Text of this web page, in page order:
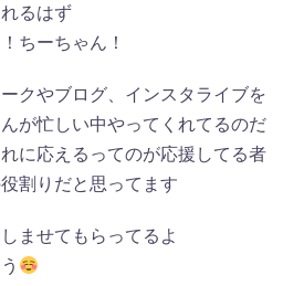
るはず
ちーちゃん！
クやブログ、インスタライブを
が忙しい中やってくれてるのだ
に応えるってのが応援してる者
割りだと思ってます
ませてもらってるよ